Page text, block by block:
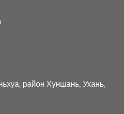
район Хуншань, Ухань,